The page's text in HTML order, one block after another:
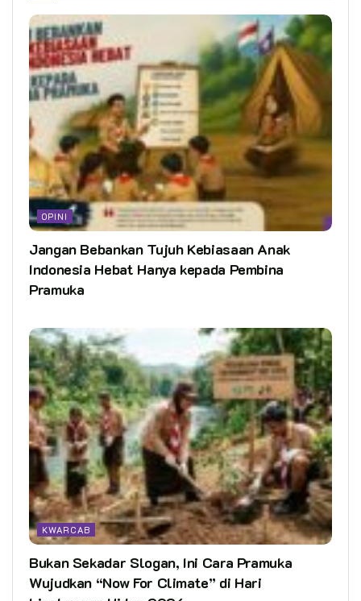
OPINI
Jangan Bebankan Tujuh Kebiasaan Anak
Indonesia Hebat Hanya kepada Pembina
Pramuka
KWARCAB
Bukan Sekadar Slogan, Ini Cara Pramuka
Wujudkan “Now For Climate” di Hari